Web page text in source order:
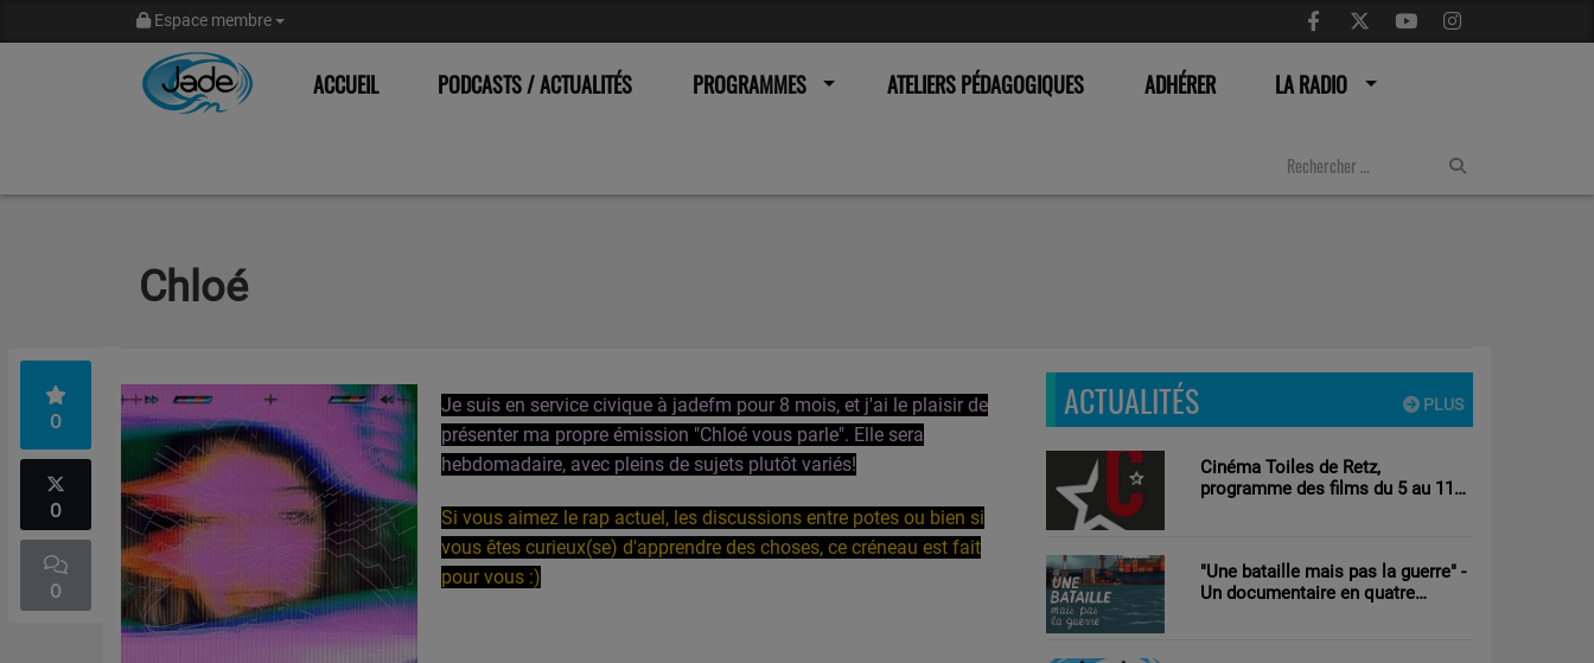
Espace membre
ACCUEIL PODCASTS / ACTUALITÉS PROGRAMMES ATELIERS PÉDAGOGIQUES ADHÉRER LA RADIO
Chloé
0
0
0
Je suis en service civique à jadefm pour 8 mois, et j'ai le plaisir de
présenter ma propre émission "Chloé vous parle". Elle sera
hebdomadaire, avec pleins de sujets plutôt variés!
Si vous aimez le rap actuel, les discussions entre potes ou bien si
vous êtes curieux(se) d'apprendre des choses, ce créneau est fait
pour vous :)
PLUS
ACTUALITÉS
Cinéma Toiles de Retz,
programme des films du 5 au 11
"Une bataille mais pas la guerre" -
Un documentaire en quatre